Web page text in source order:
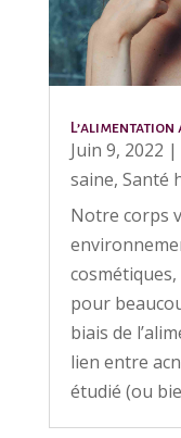
Juin 9, 2022 |
saine, Santé
Notre corps
pour
biais de
lien entre
étudié (ou